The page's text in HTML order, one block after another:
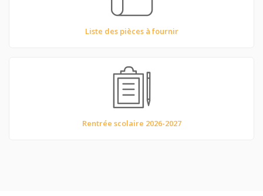
Liste des pièces à fournir
Rentrée scolaire 2026-2027